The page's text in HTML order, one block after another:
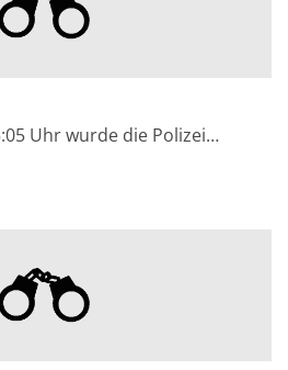
Uhr wurde die Polizei…